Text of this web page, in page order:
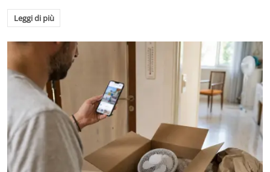
Leggi di più